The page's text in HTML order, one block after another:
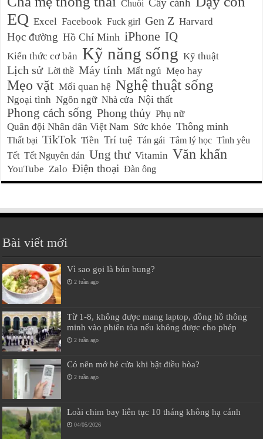
Chuối Cây cảnh
EQ Excel Facebook Fuck girl Gen Z Harvard
Học đường Hồ Chí Minh iPhone IQ
Kiến thức cơ bản Kỹ năng sống Kỹ thuật
Lịch sử Lời thề Máy tính Mất ngủ Mẹo hay
Mẹo vặt Mối quan hệ Nghệ thuật sống
Ngoại tình Ngôn ngữ Nhà cửa Nội thất
Phong cách sống Phong thủy Phụ nữ
Quân đội Nhân dân Việt Nam Sức khỏe Thông minh
Thất bại TikTok Tiền Trí tuệ Tán gái Tâm lý học Tình yêu
Tết Tết Nguyên đán Ung thư Vitamin Văn khấn
YouTube Zalo Điện thoại Đàn ông
Bài viết mới
Vì sao gọi là bún bung?
2 tuần ago
Từ 1-8, không được mang laptop, đồng hồ thông
minh vào phiên tòa nếu không được cho phép
2 tuần ago
Có nên mở hé cửa khi bật điều hòa?
2 tuần ago
Loài chim bay liên tục 10 tháng không hạ cánh
04/05/2026